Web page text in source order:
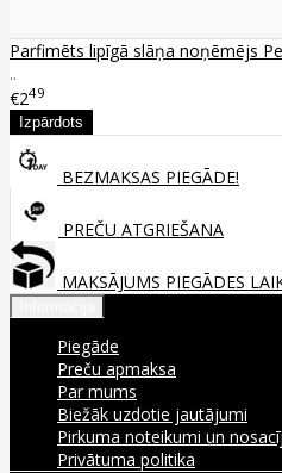
Parfimēts lipīgā slāņa noņēmējs
..
€249
BEZMAKSAS PIEGĀDE!
PREČU ATGRIEŠANA
MAKSĀJUMS PIEGĀDES
Piegāde
Preču apmaksa
Par mums
Biežāk uzdotie jautājumi
Pirkuma noteikumi un
Privātuma politika